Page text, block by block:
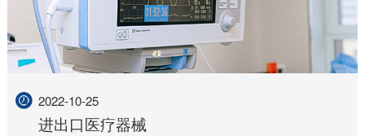
2022-10-25
进出口医疗器械